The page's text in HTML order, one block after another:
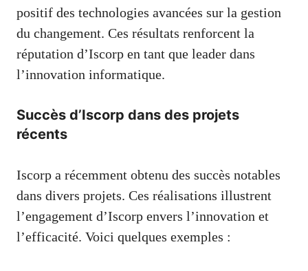
positif des technologies avancées sur la gestion
du changement. Ces résultats renforcent la
réputation d’Iscorp en tant que leader dans
l’innovation informatique.
Succès d’Iscorp dans des projets
récents
Iscorp a récemment obtenu des succès notables
dans divers projets. Ces réalisations illustrent
l’engagement d’Iscorp envers l’innovation et
l’efficacité. Voici quelques exemples :